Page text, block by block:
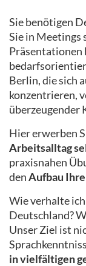
Sie benötigen
Sie in Meetings
Präsentationen
Berlin, die sich
konzentrieren,
überzeugender
Hier erwerben
Arbeitsalltag
praxisnahen
denAufbau
Wie verhalte
Deutschland?
Unser Ziel ist
in vielfältigen